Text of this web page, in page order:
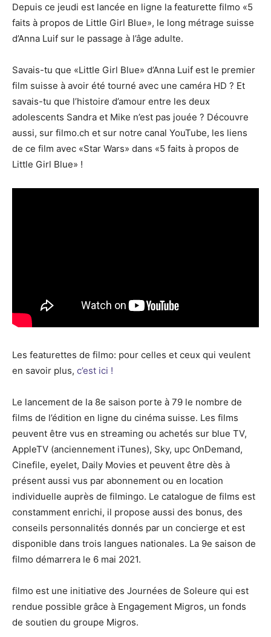
Depuis ce jeudi est lancée en ligne la featurette filmo «5
faits à propos de Little Girl Blue», le long métrage suisse
d’Anna Luif sur le passage à l’âge adulte.
Savais-tu que «Little Girl Blue» d’Anna Luif est le premier
film suisse à avoir été tourné avec une caméra HD ? Et
savais-tu que l’histoire d’amour entre les deux
adolescents Sandra et Mike n’est pas jouée ? Découvre
aussi, sur filmo.ch et sur notre canal YouTube, les liens
de ce film avec «Star Wars» dans «5 faits à propos de
Little Girl Blue» !
Les featurettes de filmo: pour celles et ceux qui veulent
en savoir plus, c’est ici !
Le lancement de la 8e saison porte à 79 le nombre de
films de l’édition en ligne du cinéma suisse. Les films
peuvent être vus en streaming ou achetés sur blue TV,
AppleTV (anciennement iTunes), Sky, upc OnDemand,
Cinefile, eyelet, Daily Movies et peuvent être dès à
présent aussi vus par abonnement ou en location
individuelle auprès de filmingo. Le catalogue de films est
constamment enrichi, il propose aussi des bonus, des
conseils personnalités donnés par un concierge et est
disponible dans trois langues nationales. La 9e saison de
filmo démarrera le 6 mai 2021.
filmo est une initiative des Journées de Soleure qui est
rendue possible grâce à Engagement Migros, un fonds
de soutien du groupe Migros.